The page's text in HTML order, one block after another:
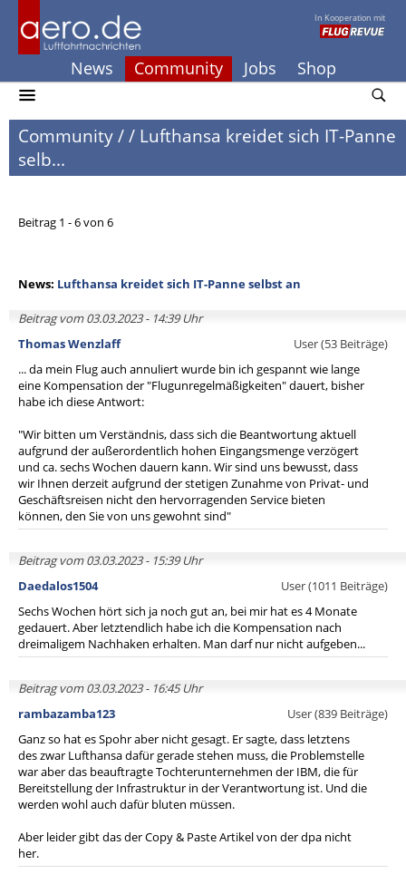
In Kooperation mit
News Community Jobs Shop
Community// Lufthansa kreidet sich IT-Panne
selb...
Beitrag 1 - 6 von 6
News: Lufthansa kreidet sich IT-Panne selbst an
Beitrag vom 03.03.2023 - 14:39 Uhr
Thomas Wenzlaff
User (53 Beiträge)
... da mein Flug auch annuliert wurde bin ich gespannt wie lange
eine Kompensation der "Flugunregelmäßigkeiten" dauert, bisher
habe ich diese Antwort:
"Wir bitten um Verständnis, dass sich die Beantwortung aktuell
aufgrund der außerordentlich hohen Eingangsmenge verzögert
und ca. sechs Wochen dauern kann. Wir sind uns bewusst, dass
wir Ihnen derzeit aufgrund der stetigen Zunahme von Privat- und
Geschäftsreisen nicht den hervorragenden Service bieten
können, den Sie von uns gewohnt sind"
Beitrag vom 03.03.2023 - 15:39 Uhr
Daedalos1504
User (1011 Beiträge)
Sechs Wochen hört sich ja noch gut an, bei mir hat es 4 Monate
gedauert. Aber letztendlich habe ich die Kompensation nach
dreimaligem Nachhaken erhalten. Man darf nur nicht aufgeben...
Beitrag vom 03.03.2023 - 16:45 Uhr
rambazamba123
User (839 Beiträge)
Ganz so hat es Spohr aber nicht gesagt. Er sagte, dass letztens
des zwar Lufthansa dafür gerade stehen muss, die Problemstelle
war aber das beauftragte Tochterunternehmen der IBM, die für
Bereitstellung der Infrastruktur in der Verantwortung ist. Und die
werden wohl auch dafür bluten müssen.
Aber leider gibt das der Copy & Paste Artikel von der dpa nicht
her.